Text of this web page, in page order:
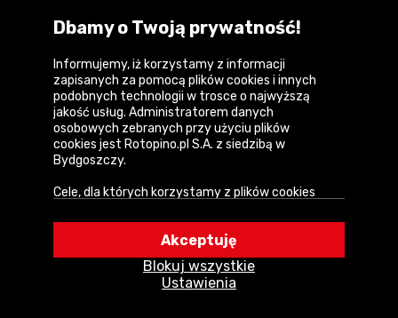
Cena katalogowa: 104,55 zł
netto: 69,10 zł
Dostępne: 6 szt.
Wysyłka w1 dzień
Do koszyka
Imadło wielopołożeniowe
NOWOŚĆ Porównaj
Dbamy o Twoją prywatność!
Informujemy, iż korzystamy z informacji
zapisanych za pomocą plików cookies i innych
podobnych technologii w trosce o najwyższą
jakość usług. Administratorem danych
osobowych zebranych przy użyciu plików
cookies jest Rotopino.pl S.A. z siedzibą w
Bydgoszczy.
Cele, dla których korzystamy z plików cookies
• Uwierzytelnienie użytkowników w serwisie,
• Optymalizowanie wydajności i szybkości
działania serwisu i usług,Ustawienia
Blokuj wszystkie
Akceptuję